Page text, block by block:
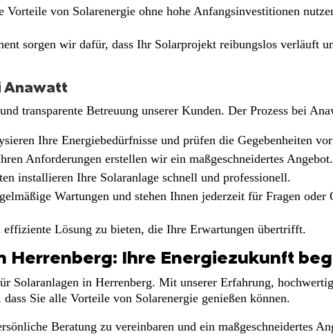
von Solarenergie ohne hohe Anfangsinvestitionen
sorgen wir dafür, dass Ihr Solarprojekt reibungslos verläuft
Anawatt
transparente Betreuung unserer Kunden. Der Prozess bei
Ihre Energiebedürfnisse und prüfen die Gegebenheiten
Anforderungen erstellen wir ein maßgeschneidertes Angebot.
installieren Ihre Solaranlage schnell und professionell.
Wartungen und stehen Ihnen jederzeit für Fragen
Lösung zu bieten, die Ihre Erwartungen übertrifft.
Herrenberg: Ihre Energiezukunft
Solaranlagen in Herrenberg. Mit unserer Erfahrung,
Sie alle Vorteile von Solarenergie genießen können.
Beratung zu vereinbaren und ein maßgeschneidertes